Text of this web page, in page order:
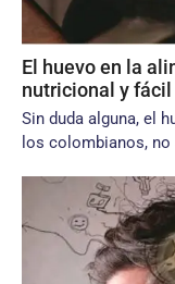
El huevo en la
nutricional y fácil
Sin duda alguna, el
los colombianos,